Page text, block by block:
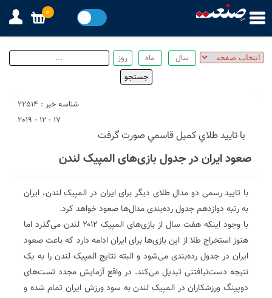
شناسه خبر : 22514
17 - 12 - 2019
با تاييد طلاي كميل قاسمي صورت گرفت
صعود ایران در جدول بازی‌های المپیک لندن
با تایید رسمی دو مدال طلای دیگر برای ایران در المپیک لندن، ایران
به رتبه دوازدهم جدول رده‌بندی مدال‌ها صعود خواهد کرد.
با وجود اینکه هفت سال از بازی‌های المپیک ۲۰۱۲ لندن می‌گذرد اما
هنوز استخراج طلا از این بازی‌ها برای ایران ادامه دارد که باعث صعود
ایران در جدول رده‌بندی می‌شود و البته نتایج المپیک لندن را به یک
نتیجه دست‌نیافتنی تبدیل می‌کند. در واقع آزمایش مجدد تست‌های
دوپینگ ورزشکاران در المپیک لندن به سود ورزش ایران تمام شده و
0